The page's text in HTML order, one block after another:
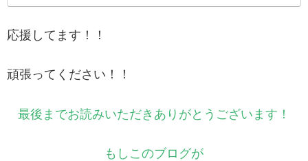
応援してます！！
頑張ってください！！
最後までお読みいただきありがとうございます！
もしこのブログが